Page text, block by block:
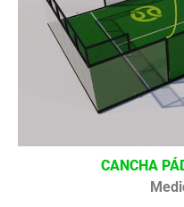
CANCHA